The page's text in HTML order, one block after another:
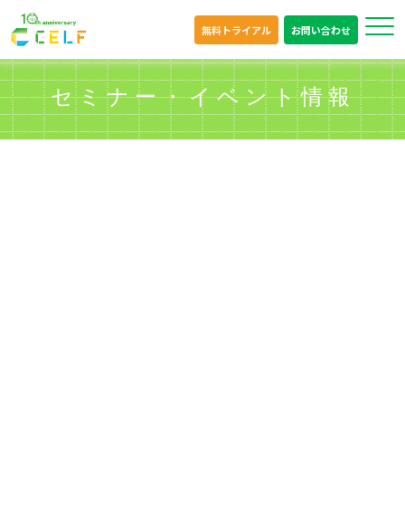
無料トライアル お問い合わせ
セミナー・イベント情報